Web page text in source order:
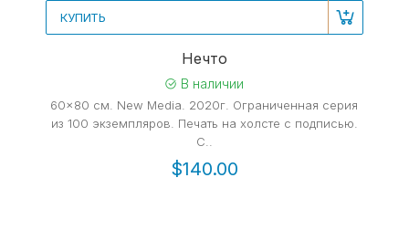
КУПИТЬ
Нечто
В наличии
60x80 cм. New Media. 2020г. Ограниченная серия
из 100 экземпляров. Печать на холсте с подписью.
С..
$140.00